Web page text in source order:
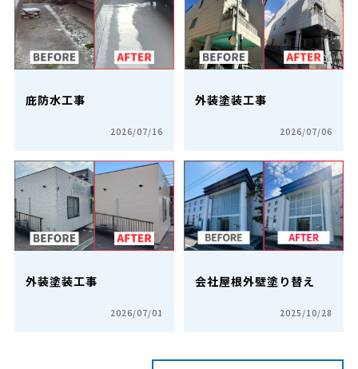
庇防水工事
2026/07/16
外装塗装工事
2026/07/06
外装塗装工事
2026/07/01
会社屋根外壁塗り替え
2025/10/28